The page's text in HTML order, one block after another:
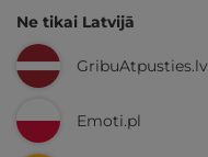
Ne tikai Latvijā
GribuAtpusties.lv
Emoti.pl